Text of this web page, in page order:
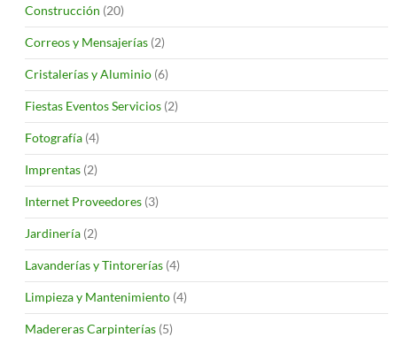
Construcción (20)
Correos y Mensajerías (2)
Cristalerías y Aluminio (6)
Fiestas Eventos Servicios (2)
Fotografía (4)
Imprentas (2)
Internet Proveedores (3)
Jardinería (2)
Lavanderías y Tintorerías (4)
Limpieza y Mantenimiento (4)
Madereras Carpinterías (5)